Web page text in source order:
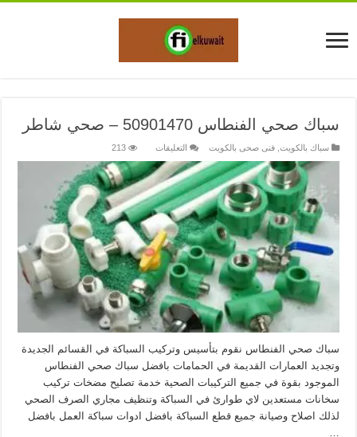
سباك صحي الفنطاس 50901470 – صحي شاطر
سباك بالكويت ,فنى صحى بالكويت التعليقات
صحي
الفنطاس
50901470
–
صحي
شاطر
مغلقة
213
سباك صحي الفنطاس نقوم بتأسيس وتركيب السباكة في القسائم الجديدة
وتجديد العمارات القديمة في الحمامات بافضل سباك صحي الفنطاس
الموجود بقوة في جميع التركيبات الصحية خدمة تصليح مضخات تركيب
سخانات مستعدين لاي طوارئ في السباكة وتنظيف مجاري الصرف الصحي
لذلك اصلاح وصيانة جميع قطع السباكة بافضل ادوات سباكة العمل بافضل